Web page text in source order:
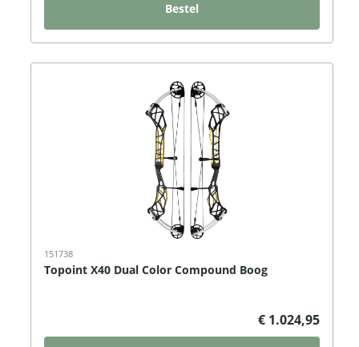
Bestel
151738
Topoint X40 Dual Color Compound Boog
€ 1.024,95